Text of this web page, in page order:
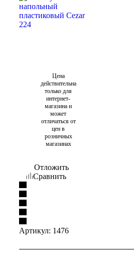
Цена
действительна
только для
интернет-
магазина и
может
отличаться от
цен в
розничных
магазинах
Отложить
Сравнить
Артикул: 1476